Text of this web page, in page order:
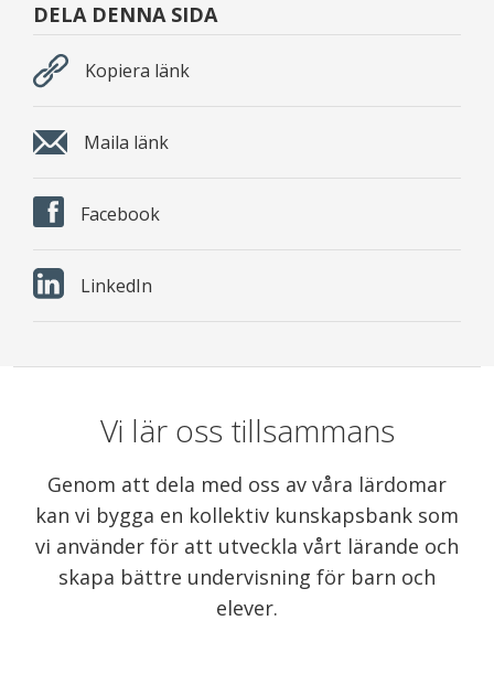
DELA DENNA SIDA
Kopiera länk
Maila länk
Facebook
LinkedIn
Vi lär oss tillsammans
Genom att dela med oss av våra lärdomar
kan vi bygga en kollektiv kunskapsbank som
vi använder för att utveckla vårt lärande och
skapa bättre undervisning för barn och
elever.